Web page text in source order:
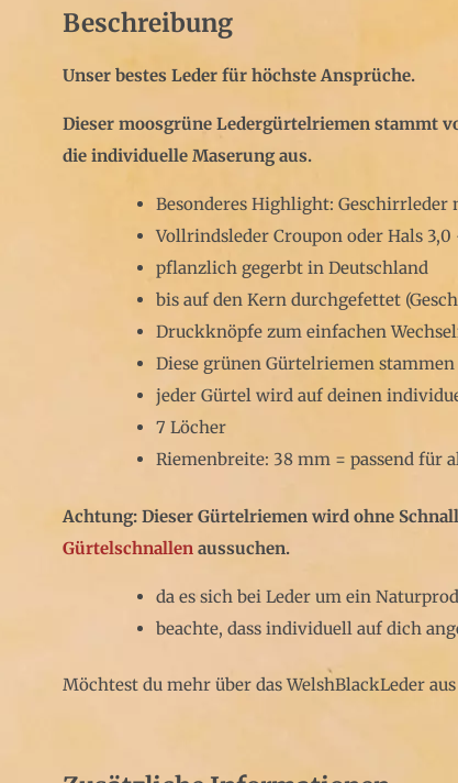
Beschreibung
Unser bestes Leder für höchste Ansprüche.
Dieser moosgrüne Ledergürtelriemen stammt
die individuelle Maserung aus.
Besonderes Highlight:
Vollrindsleder Croupon oder Hals
pflanzlich gegerbt in Deutschland
bis auf den Kern durchgefettet
Druckknöpfe zum einfachen
Diese grünen Gürtelriemen stammen
jeder Gürtel wird auf deinen
7 Löcher
Riemenbreite: 38 mm = passend für
Achtung: Dieser Gürtelriemen wird ohne
Gürtelschnallen aussuchen.
da es sich bei Leder um ein
beachte, dass individuell auf dich
Möchtest du mehr über das WelshBlackLeder